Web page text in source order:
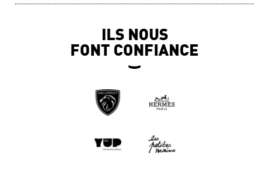
ILS NOUS
FONT CONFIANCE